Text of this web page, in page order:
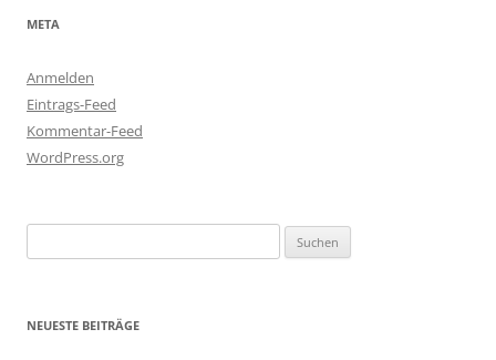
META
Anmelden
Eintrags-Feed
Kommentar-Feed
WordPress.org
nach:
NEUESTE BEITRÄGE